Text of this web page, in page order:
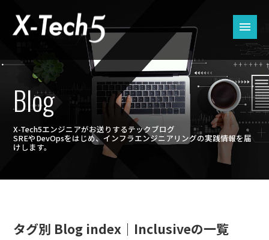
Blog
X-Tech5エンジニアがお送りするテックブログ
SREやDevOpsをはじめ、インフラエンジニアリングの実践情報を届
けします。
タグ別 Blog index｜Inclusiveの一覧